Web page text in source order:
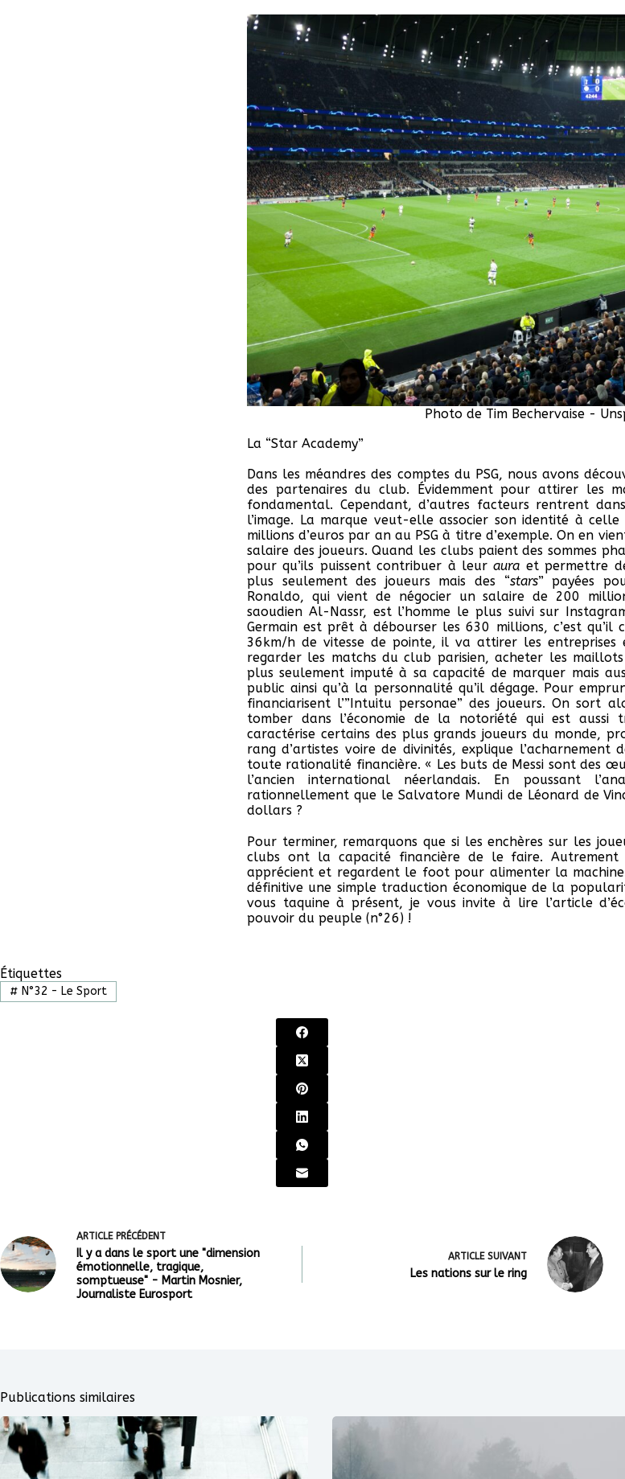
Photo de Tim Bechervaise -
La “Star Academy”
Dans les méandres des comptes du PSG, nous avons
des partenaires du club. Évidemment pour attirer les
fondamental. Cependant, d’autres facteurs rentrent
l’image. La marque veut-elle associer son identité à
millions d’euros par an au PSG à titre d’exemple. On en
salaire des joueurs. Quand les clubs paient des sommes
pour qu’ils puissent contribuer à leuraura et permettre
plus seulement des joueurs mais des “stars” payées
Ronaldo, qui vient de négocier un salaire de 200
saoudien Al-Nassr, est l’homme le plus suivi sur
Germain est prêt à débourser les 630 millions, c’est qu’il
36 km/h de vitesse de pointe, il va attirer les
regarder les matchs du club parisien, acheter les
plus seulement imputé à sa capacité de marquer mais
public ainsi qu’à la personnalité qu’il dégage. Pour
financiarisent l’”Intuitu personae” des joueurs. On sort
tomber dans l’économie de la notoriété qui est aussi
caractérise certains des plus grands joueurs du monde,
rang d’artistes voire de divinités, explique
toute rationalité financière. « Les buts de Messi sont des
l’ancien international néerlandais. En poussant
rationnellement que le Salvatore Mundi de Léonard de
dollars ?
Pour terminer, remarquons que si les enchères sur les
clubs ont la capacité financière de le faire. Autrement
apprécient et regardent le foot pour alimenter la
définitive une simple traduction économique de la
vous taquine à présent, je vous invite à lire l’article
pouvoir du peuple (n°26) !
Étiquettes
# N°32 - Le Sport
ARTICLEPRÉCÉDENT
Il y a dans le sport une "dimension
émotionnelle, tragique,
somptueuse" - Martin Mosnier,
Journaliste Eurosport
ARTICLESUIVANT
Les nations sur le ring
Publications similaires